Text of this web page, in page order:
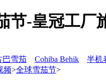
节-皇冠工厂
巴雪茄 Cohiba Behik 半机
频>全球雪茄节>